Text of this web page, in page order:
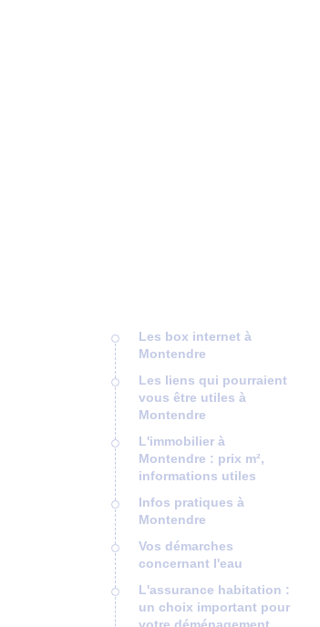
Les box internet à
Montendre
Les liens qui pourraient
vous être utiles à
Montendre
L'immobilier à
Montendre : prix m²,
informations utiles
Infos pratiques à
Montendre
Vos démarches
concernant l'eau
L'assurance habitation :
un choix important pour